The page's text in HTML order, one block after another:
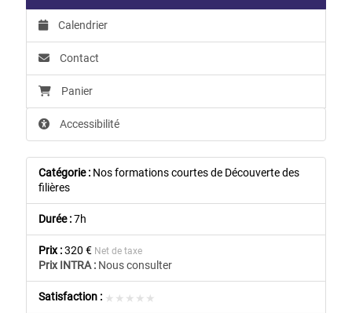
Calendrier
Contact
Panier
Accessibilité
Catégorie : Nos formations courtes de Découverte des
filières
Durée :7h
Prix :320 € Net de taxe
Prix INTRA :Nous consulter
Satisfaction : ★★★★★
★★★★★